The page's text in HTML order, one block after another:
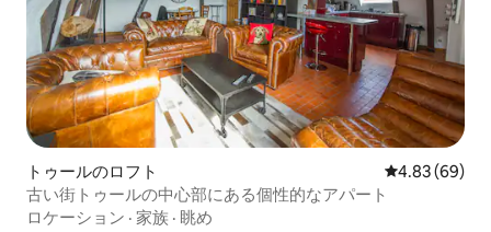
トゥールのロフト レビュー69
4.83 (69)
古い街トゥールの中心部にある個性的なアパート
ロケーション · 家族 · 眺め